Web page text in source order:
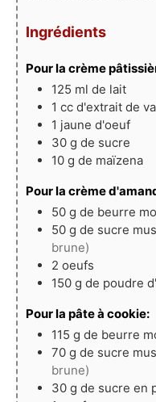
Ingrédients
Pour la crème
125 ml de lait
1 cc d'extrait de
1 jaune d'oeuf
30 g de sucre
10 g de maïzena
Pour la crème
50 g de beurre
50 g de sucre
brune)
2 oeufs
150 g de poudre
Pour la pâte à cookie:
115 g de beurre
70 g de sucre
brune)
30 g de sucre en